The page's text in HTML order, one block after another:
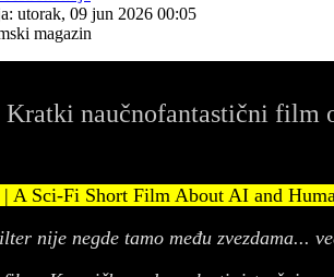
utorak, 09 jun 2026 00:05
magazin
naučnofantastični film
| A Sci-Fi Short Film About AI and
nije negde tamo među zvezdama...